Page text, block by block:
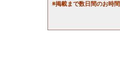
※掲載まで数日間のお時